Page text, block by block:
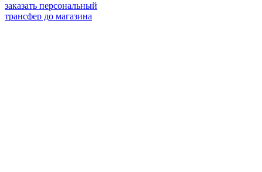
заказать персональный
трансфер до магазина